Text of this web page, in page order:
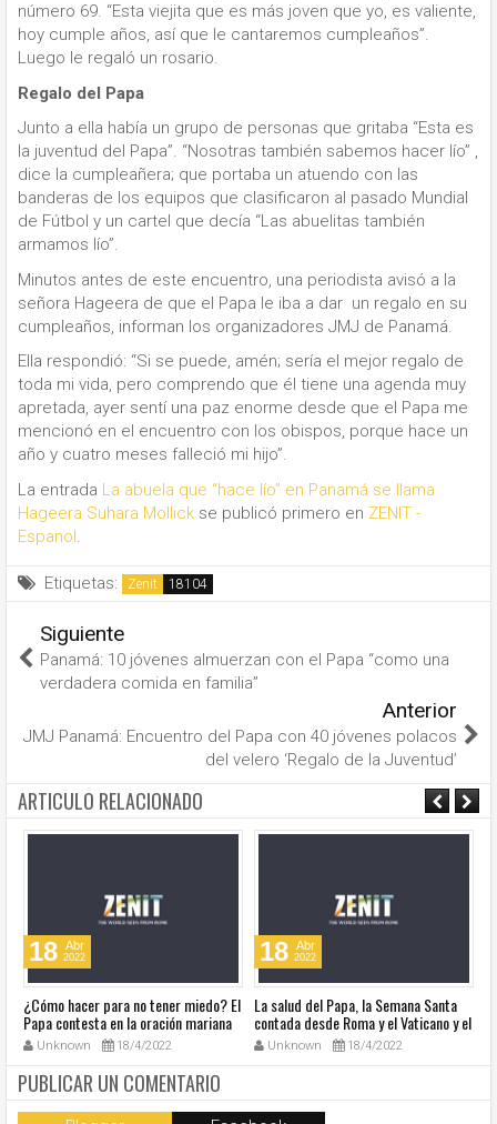
número 69. “Esta viejita que es más joven que yo, es valiente,
hoy cumple años, así que le cantaremos cumpleaños”.
Luego le regaló un rosario.
Regalo del Papa
Junto a ella había un grupo de personas que gritaba “Esta es
la juventud del Papa”. “Nosotras también sabemos hacer lío” ,
dice la cumpleañera; que portaba un atuendo con las
banderas de los equipos que clasificaron al pasado Mundial
de Fútbol y un cartel que decía “Las abuelitas también
armamos lío”.
Minutos antes de este encuentro, una periodista avisó a la
señora Hageera de que el Papa le iba a dar un regalo en su
cumpleaños, informan los organizadores JMJ de Panamá.
Ella respondió: “Si se puede, amén; sería el mejor regalo de
toda mi vida, pero comprendo que él tiene una agenda muy
apretada, ayer sentí una paz enorme desde que el Papa me
mencionó en el encuentro con los obispos, porque hace un
año y cuatro meses falleció mi hijo”.
La entrada La abuela que “hace lío” en Panamá se llama
Hageera Suhara Mollick se publicó primero en ZENIT -
Espanol
Etiquetas: Zenit
Siguiente
Panamá: 10 jóvenes almuerzan con el Papa “como una
verdadera comida en familia”
Anterior
JMJ Panamá: Encuentro del Papa con 40 jóvenes polacos
del velero ‘Regalo de la Juventud’
ARTICULO RELACIONADO
18 Abr
2022
¿Cómo hacer para no tener miedo? El
Papa contesta en la oración mariana
de este lunes en la Plaza de San
Pedro
Unknown 18/4/2022
18 Abr
2022
La salud del Papa, la Semana Santa
contada desde Roma y el Vaticano y el
resumen de noticias en audio
Unknown 18/4/2022
PUBLICAR UN COMENTARIO